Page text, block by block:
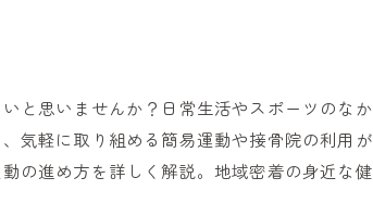
と思いませんか？日常生活やスポーツのな
気軽に取り組める簡易運動や接骨院の利用
の進め方を詳しく解説。地域密着の身近な